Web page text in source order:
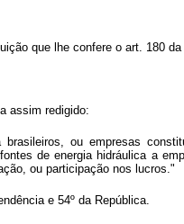
que lhe confere o art. 180
assim redigido:
ou empresas
de energia hidráulica a
ou participação nos lucros."
e 54º da República.